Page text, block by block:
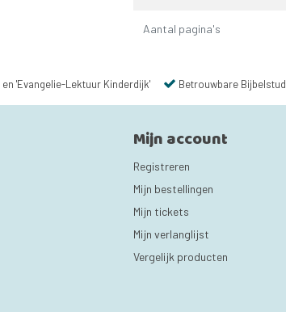
Aantal pagina's
'Evangelie-Lektuur Kinderdijk' Betrouwbare
Mijn account
Registreren
Mijn bestellingen
Mijn tickets
Mijn verlanglijst
Vergelijk producten